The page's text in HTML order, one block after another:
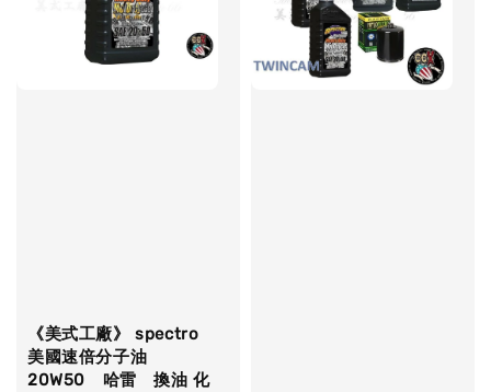
《美式工廠》 spectro
美國速倍分子油
20W50 哈雷 換油 化